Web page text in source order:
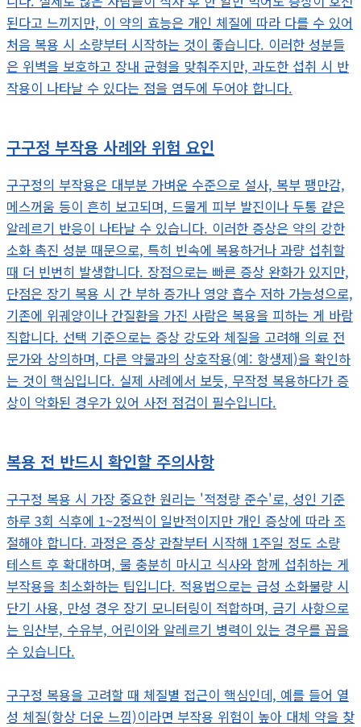
된다고 느끼지만, 이 약의 효능은 개인 체질에 따라 다를 수 있어
처음 복용 시 소량부터 시작하는 것이 좋습니다. 이러한 성분들
은 위벽을 보호하고 장내 균형을 맞춰주지만, 과도한 섭취 시 반
작용이 나타날 수 있다는 점을 염두에 두어야 합니다.
구구정 부작용 사례와 위험 요인
구구정의 부작용은 대부분 가벼운 수준으로 설사, 복부 팽만감,
메스꺼움 등이 흔히 보고되며, 드물게 피부 발진이나 두통 같은
알레르기 반응이 나타날 수 있습니다. 이러한 증상은 약의 강한
소화 촉진 성분 때문으로, 특히 빈속에 복용하거나 과량 섭취할
때 더 빈번히 발생합니다. 장점으로는 빠른 증상 완화가 있지만,
단점은 장기 복용 시 간 부하 증가나 영양 흡수 저하 가능성으로,
기존에 위궤양이나 간질환을 가진 사람은 복용을 피하는 게 바람
직합니다. 선택 기준으로는 증상 강도와 체질을 고려해 의료 전
문가와 상의하며, 다른 약물과의 상호작용(예: 항생제)을 확인하
는 것이 핵심입니다. 실제 사례에서 보듯, 무작정 복용하다가 증
상이 악화된 경우가 있어 사전 점검이 필수입니다.
복용 전 반드시 확인할 주의사항
구구정 복용 시 가장 중요한 원리는 '적정량 준수'로, 성인 기준
하루 3회 식후에 1~2정씩이 일반적이지만 개인 증상에 따라 조
절해야 합니다. 과정은 증상 관찰부터 시작해 1주일 정도 소량
테스트 후 확대하며, 물 충분히 마시고 식사와 함께 섭취하는 게
부작용을 최소화하는 팁입니다. 적용법으로는 급성 소화불량 시
단기 사용, 만성 경우 장기 모니터링이 적합하며, 금기 사항으로
는 임산부, 수유부, 어린이와 알레르기 병력이 있는 경우를 꼽을
수 있습니다.
구구정 복용을 고려할 때 체질별 접근이 핵심인데, 예를 들어 열
성 체질(항상 더운 느낌)이라면 부작용 위험이 높아 대체 약을 찾